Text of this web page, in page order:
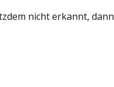
nicht erkannt,